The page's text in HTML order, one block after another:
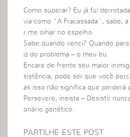
Como superar? Eu já fui
via como “A Fracassada”, sabe,
r me olhar no espelho.
Sabe quando venci? Quando
iz do problema – o meu eu.
Encare de frente seu maior
sistência, pode ser que você
as isso não significa que perderá
Persevere, insista – Desistir
onário genético.
PARTILHE ESTE POST